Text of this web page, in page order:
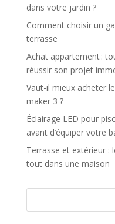
dans votre jardin ?
Comment choisir un
terrasse
Achat appartement :
réussir son projet
Vaut-il mieux acheter
maker 3 ?
Éclairage LED pour
avant d’équiper votre
Terrasse et extérieur :
tout dans une maison